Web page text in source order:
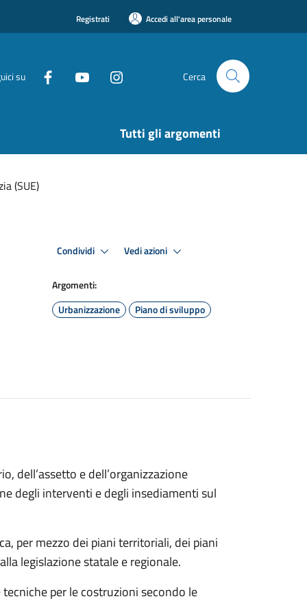
Registrati Accedi all'area personale
su Cerca
Tutti gli argomenti
(SUE)
Condividi Vedi azioni
Argomenti:
Urbanizzazione
Piano di sviluppo
dell’assetto e dell’organizzazione
degli interventi e degli insediamenti sul
per mezzo dei piani territoriali, dei piani
legislazione statale e regionale.
per le costruzioni secondo le